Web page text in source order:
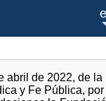
abril de 2022, de la
y Fe Pública,